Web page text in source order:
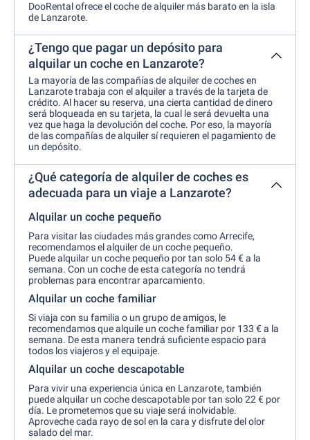
DooRental ofrece el coche de alquiler más barato en la isla
de Lanzarote.
¿Tengo que pagar un depósito para
alquilar un coche en Lanzarote?
La mayoría de las compañías de alquiler de coches en
Lanzarote trabaja con el alquiler a través de la tarjeta de
crédito. Al hacer su reserva, una cierta cantidad de dinero
será bloqueada en su tarjeta, la cual le será devuelta una
vez que haga la devolución del coche. Por eso, la mayoría
de las compañías de alquiler sí requieren el pagamiento de
un depósito.
¿Qué categoría de alquiler de coches es
adecuada para un viaje a Lanzarote?
Alquilar un coche pequeño
Para visitar las ciudades más grandes como Arrecife,
recomendamos el alquiler de un coche pequeño.
Puede alquilar un coche pequeño por tan solo 54 € a la
semana. Con un coche de esta categoría no tendrá
problemas para encontrar aparcamiento.
Alquilar un coche familiar
Si viaja con su familia o un grupo de amigos, le
recomendamos que alquile un coche familiar por 133 € a la
semana. De esta manera tendrá suficiente espacio para
todos los viajeros y el equipaje.
Alquilar un coche descapotable
Para vivir una experiencia única en Lanzarote, también
puede alquilar un coche descapotable por tan solo 22 € por
día. Le prometemos que su viaje será inolvidable.
Aproveche cada rayo de sol en la cara y disfrute del olor
salado del mar.